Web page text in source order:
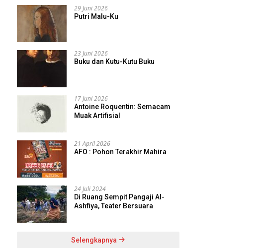
29 Juni 2026
Putri Malu-Ku
23 Juni 2026
Buku dan Kutu-Kutu Buku
17 Juni 2026
Antoine Roquentin: Semacam
Muak Artifisial
21 April 2026
AFO : Pohon Terakhir Mahira
24 Juli 2024
Di Ruang Sempit Pangaji Al-
Ashfiya, Teater Bersuara
Selengkapnya